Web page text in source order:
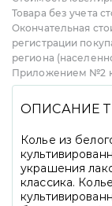
Товара без учета
Окончательная
регистрации
региона
Приложением №2
ОПИСАНИЕ
Колье из
украшения
классика.